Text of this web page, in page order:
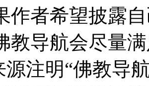
作者希望披露
教导航会尽量
源注明“佛教导